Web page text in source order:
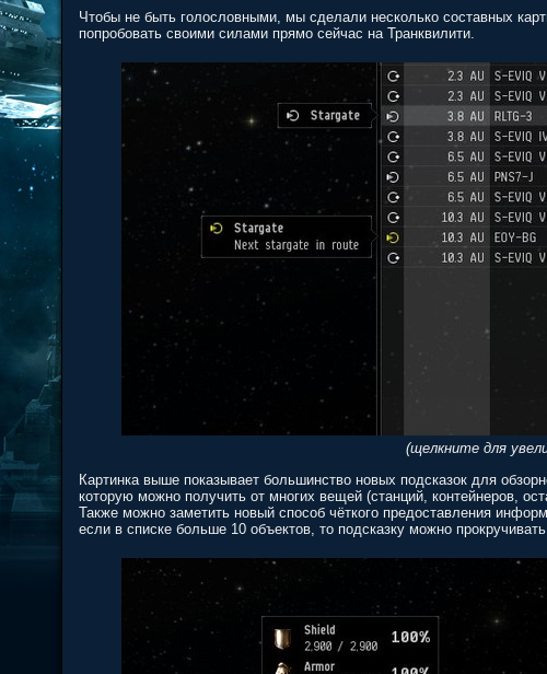
Чтобы не быть голословными, мы сделали несколько составных
попробовать своими силами прямо сейчас на Транквилити.
(щелкните для
Картинка выше показывает большинство новых подсказок для
которую можно получить от многих вещей (станций, контейнеров,
Также можно заметить новый способ чёткого предоставления
если в списке больше 10 объектов, то подсказку можно